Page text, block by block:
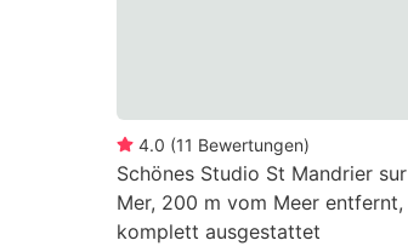
4.0 (11 Bewertungen)
Schönes Studio St Mandrier sur
Mer, 200 m vom Meer entfernt,
komplett ausgestattet